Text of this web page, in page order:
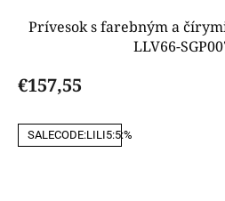
Prívesok s farebným a
LLV66-
€157,55
SALECODE:LILI5:5:%